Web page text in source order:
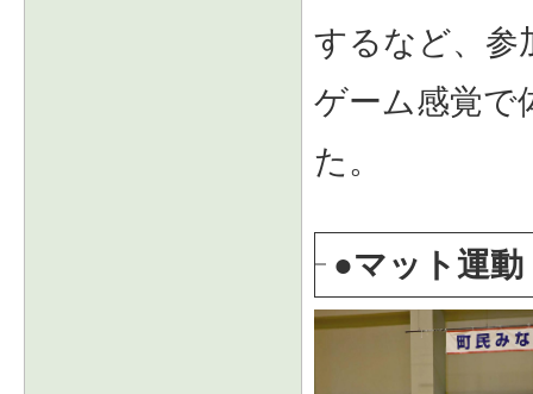
するなど、参
ゲーム感覚で
た。
●マット運動